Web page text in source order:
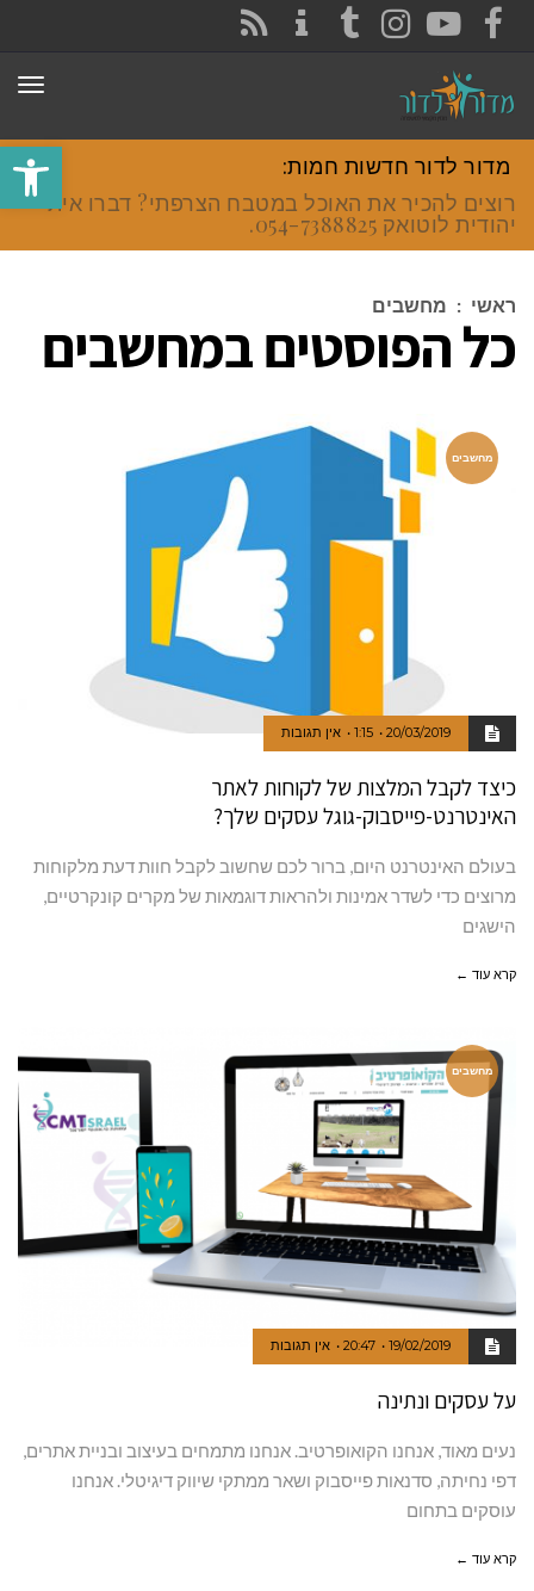
פתח
FACEBOOK
YOUTUBE
INSTAGRAM
TUMBLR
מדור לדור חדשות חמות:
רוצים להכיר את האוכל במטבח הצרפתי? דברו איתי
יהודית לוטואק 054-7388825.
ראשי : מחשבים
כל הפוסטים במחשבים
מחשבים
20/03/2019
1:15 אין תגובות
כיצד לקבל המלצות של לקוחות לאתר
האינטרנט-פייסבוק-גוגל עסקים שלך?
בעולם האינטרנט היום, ברור לכם שחשוב לקבל חוות דעת מלקוחות
מרוצים כדי לשדר אמינות ולהראות דוגמאות של מקרים קונקרטיים,
הישגים
קרא עוד ←
מחשבים
19/02/2019
20:47 אין תגובות
על עסקים ונתינה
נעים מאוד, אנחנו הקואופרטיב. אנחנו מתמחים בעיצוב ובניית אתרים,
דפי נחיתה, סדנאות פייסבוק ושאר ממתקי שיווק דיגיטלי. אנחנו
עוסקים בתחום
קרא עוד ←